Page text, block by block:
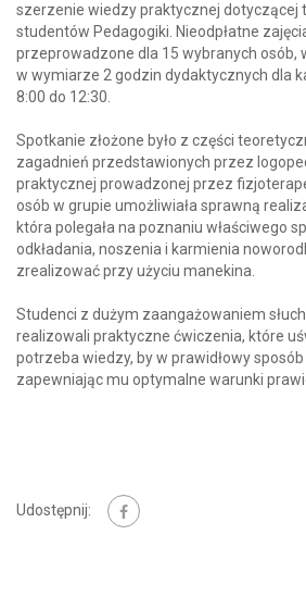
szerzenie wiedzy praktycznej dotyczącej
studentów Pedagogiki. Nieodpłatne
przeprowadzone dla 15 wybranych osób,
w wymiarze 2 godzin dydaktycznych dla
8:00 do 12:30.
Spotkanie złożone było z części
zagadnień przedstawionych przez
praktycznej prowadzonej przez
osób w grupie umożliwiała sprawną
która polegała na poznaniu właściwego
odkładania, noszenia i karmienia
zrealizować przy użyciu manekina.
Studenci z dużym zaangażowaniem
realizowali praktyczne ćwiczenia, które
potrzeba wiedzy, by w prawidłowy
zapewniając mu optymalne warunki
Udostępnij: